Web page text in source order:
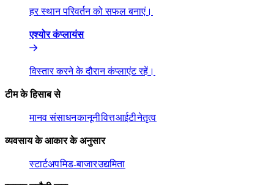
हर स्थान परिवर्तन को सफल बनाएं।​​
एश्योर कंप्लायंस​​
विस्तार करने के दौरान कंप्लाएंट रहें।​​
टीम के हिसाब से​​
मानव संसाधन​​कानूनी​​वित्त​​आईटी​​नेतृत्व​​
व्यवसाय के आकार के अनुसार​​
स्टार्टअप​​मिड-बाजार​​उद्यमिता​​